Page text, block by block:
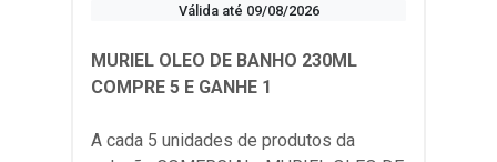
Válida até 09/08/2026
MURIEL OLEO DE BANHO 230ML
COMPRE 5 E GANHE 1
A cada 5 unidades de produtos da